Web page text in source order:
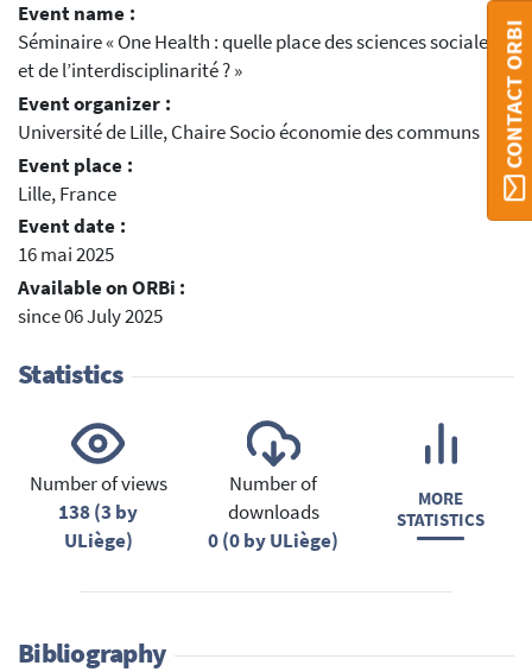
Event name :
Séminaire « One Health : quelle place des sciences sociales
et de l’interdisciplinarité ? »
Event organizer :
Université de Lille, Chaire Socio économie des communs
Event place :
Lille, France
Event date :
16 mai 2025
Available on ORBi :
since 06 July 2025
Statistics
Number of views
138 (3 by
ULiège)
Number of
downloads
0 (0 by ULiège)
MORE
STATISTICS
Bibliography
CONTACT ORBI